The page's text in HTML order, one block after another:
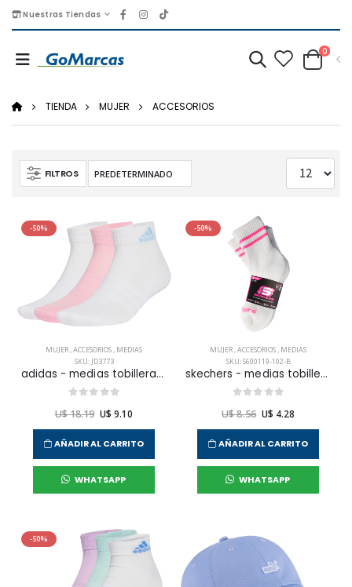
Nuestras Tiendas
0
TIENDA MUJER ACCESORIOS
FILTROS
-50%
MUJER,ACCESORIOS, MEDIAS
SKU: JD3773
adidas - medias tobilleras c spw ank 3p para mujer
U$ 18.19 U$ 9.10
AÑADIR AL CARRITO
WHATSAPP
-50%
MUJER,ACCESORIOS, MEDIAS
SKU: S600119-102-B
skechers - medias tobilleras terry high qtr crew para mujer
U$ 8.56 U$ 4.28
AÑADIR AL CARRITO
WHATSAPP
-50%